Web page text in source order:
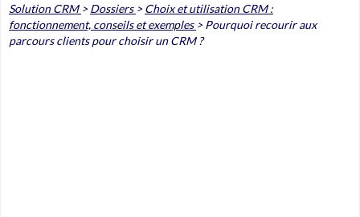
Solution CRM >Dossiers >Choix et utilisation CRM :
fonctionnement, conseils et exemples >Pourquoi recourir aux
parcours clients pour choisir un CRM ?